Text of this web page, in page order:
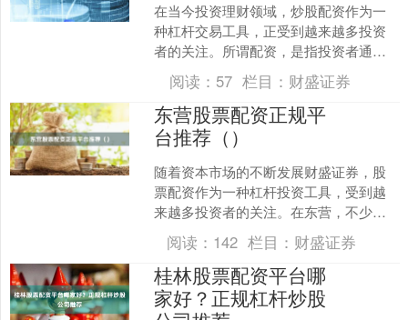
在当今投资理财领域，炒股配资作为一
种杠杆交易工具，正受到越来越多投资
者的关注。所谓配资，是指投资者通过
向配资公司或平台借入资金，以放大自
身投资本金的方式参与股票....
阅读： 57 栏目： 财盛证券
东营股票配资正规平
台推荐（）
随着资本市场的不断发展财盛证券，股
票配资作为一种杠杆投资工具，受到越
来越多投资者的关注。在东营，不少股
民希望通过配资放大收益，但面对市场
上众多的配资平台，如何选....
阅读： 142 栏目： 财盛证券
桂林股票配资平台哪
家好？正规杠杆炒股